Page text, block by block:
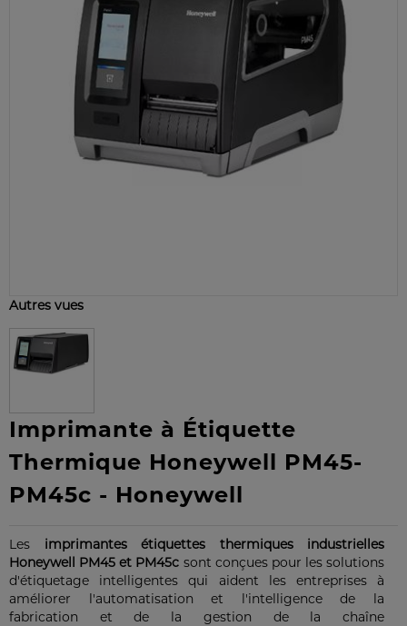
Autres vues
Imprimante à Étiquette
Thermique Honeywell PM45-
PM45c - Honeywell
Les imprimantes étiquettes thermiques industrielles
Honeywell PM45 et PM45c sont conçues pour les solutions
d'étiquetage intelligentes qui aident les entreprises à
améliorer l'automatisation et l'intelligence de la
fabrication et de la gestion de la chaîne